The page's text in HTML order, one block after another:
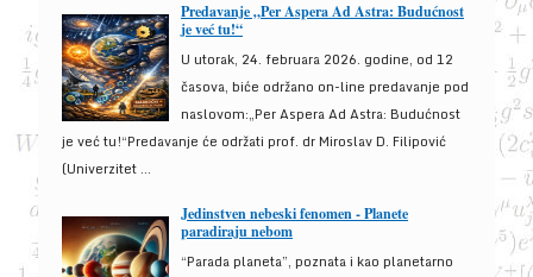
Predavanje „Per Aspera Ad Astra: Budućnost
je već tu!“
U utorak, 24. februara 2026. godine, od 12
časova, biće održano on-line predavanje pod
naslovom:„Per Aspera Ad Astra: Budućnost
je već tu!“Predavanje će održati prof. dr Miroslav D. Filipović
(Univerzitet ...
Jedinstven nebeski fenomen - Planete
paradiraju nebom
“Parada planeta”, poznata i kao planetarno